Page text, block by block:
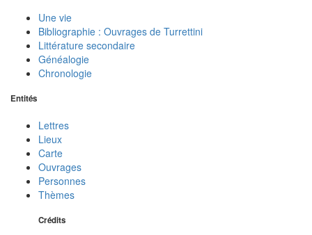
Une vie
Bibliographie : Ouvrages de Turrettini
Littérature secondaire
Généalogie
Chronologie
Entités
Lettres
Lieux
Carte
Ouvrages
Personnes
Thèmes
Crédits